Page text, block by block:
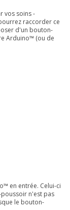
vos soins -
raccorder ce
d'un bouton-
Arduino™ (ou de
en entrée. Celui-ci
n'est pas
le bouton-